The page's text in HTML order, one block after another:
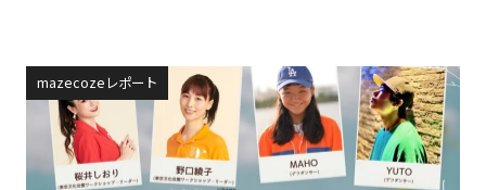
mazecozeレポート